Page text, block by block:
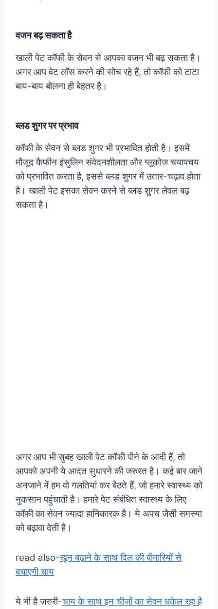
वजन बढ़ सकता है
खाली पेट कॉफी के सेवन से आपका वजन भी बढ़ सकता है।
अगर आप वेट लॉस करने की सोच रहे हैं, तो कॉफी को टाटा
बाय-बाय बोलना ही बेहतर है।
ब्लड शुगर पर प्रभाव
कॉफी के सेवन से ब्लड शुगर भी प्रभावित होती है। इसमें
मौजूद कैफीन इंसुलिन संवेदनशीलता और ग्लूकोज चयापचय
को प्रभावित करता है, इससे ब्लड शुगर में उतार-चढ़ाव होता
है। खाली पेट इसका सेवन करने से ब्लड शुगर लेवल बढ़
सकता है।
अगर आप भी सुबह खाली पेट कॉफी पीने के आदी हैं, तो
आपको अपनी ये आदत सुधारने की जरुरत है। कई बार जाने
अनजाने में हम वो गलतियां कर बैठते हैं, जो हमारे स्वास्थ्य को
नुकसान पहुंचाती है। हमारे पेट संबंधित स्वास्थ्य के लिए
कॉफी का सेवन ज्यादा हानिकारक है। ये अपच जैसी समस्या
को बढ़ावा देती है।
read also-खून बढ़ाने के साथ दिल की बीमारियों से
बचाएगी चाय
ये भी है जरुरी-चाय के साथ इन चीजों का सेवन धकेल रहा है